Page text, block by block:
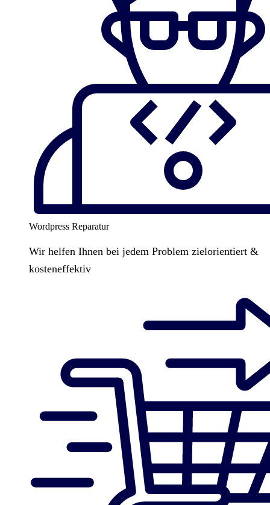
Wordpress Reparatur
Wir helfen Ihnen bei jedem Problem zielorientiert &
kosteneffektiv